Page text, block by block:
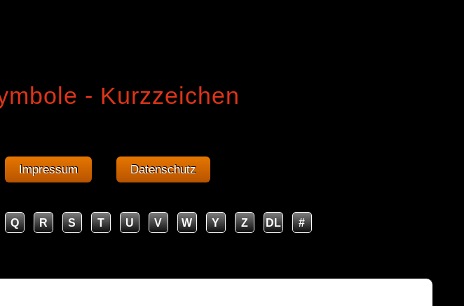
- Kurzzeichen
Impressum Datenschutz
Q R S T U V W Y Z DL #